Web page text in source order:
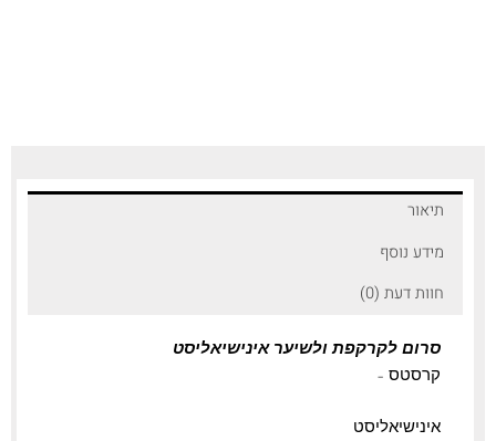
תיאור
מידע נוסף
חוות דעת (0)
סרום לקרקפת ולשיער אינישיאליסט
קרסטס –
אינישיאליסט